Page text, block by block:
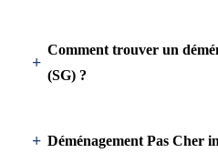
Comment trouver un
(SG) ?
Déménagement Pas Cher